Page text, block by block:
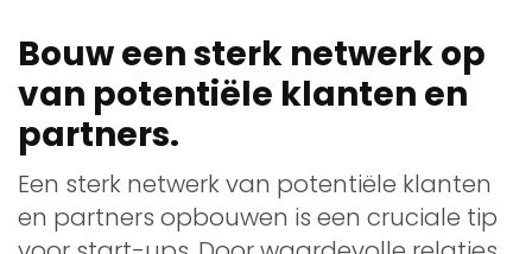
Bouw een sterk netwerk op
van potentiële klanten en
partners.
Een sterk netwerk van potentiële klanten
en partners opbouwen is een cruciale tip